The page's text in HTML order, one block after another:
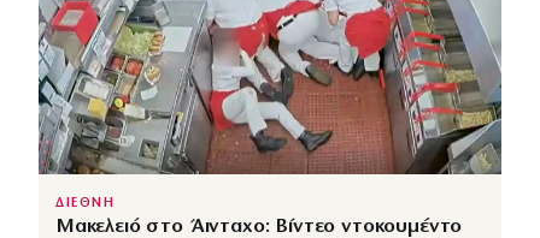
ΔΙΕΘΝΗ
Μακελειό στο Άινταχο: Βίντεο ντοκουμέντο